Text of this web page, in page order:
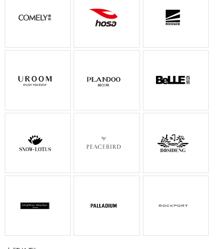
低至￥19
低至59元 29元起
低至4折 低至5折
低至99元 低至299元